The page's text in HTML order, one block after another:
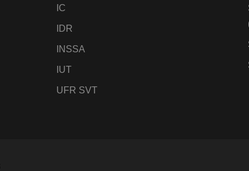
IC
IDR
INSSA
IUT
UFR SVT